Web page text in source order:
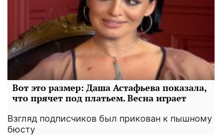
Вот это размер: Даша Астафьева показала,
что прячет под платьем. Весна играет
Взгляд подписчиков был прикован к пышному
бюсту